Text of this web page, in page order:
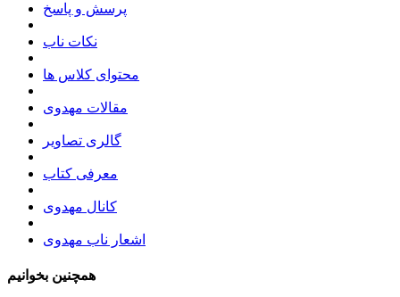
پرسش و پاسخ
نکات ناب
محتوای کلاس ها
مقالات مهدوی
گالری تصاویر
معرفی کتاب
کانال مهدوی
اشعار ناب مهدوی
همچنین بخوانیم